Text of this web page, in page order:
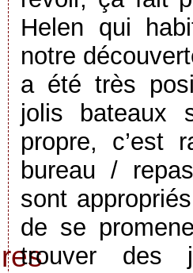
Helen qui
notre
a été très
jolis bateaux
propre, c’est
bureau /
sont
de se
trouver des